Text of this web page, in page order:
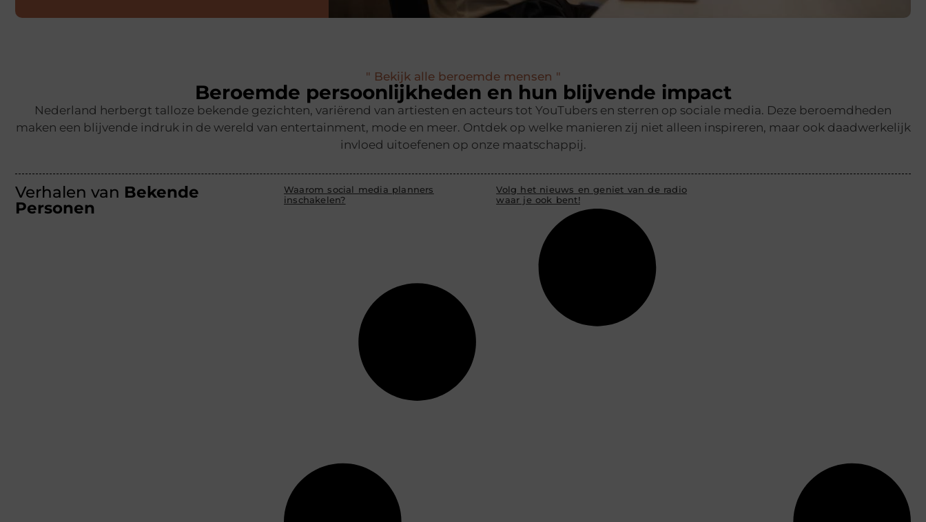
" Bekijk alle beroemde mensen "
Beroemde persoonlijkheden en hun blijvende impact
Nederland herbergt talloze bekende gezichten, variërend van artiesten en acteurs tot YouTubers en sterren op sociale media. Deze beroemdheden
maken een blijvende indruk in de wereld van entertainment, mode en meer. Ontdek op welke manieren zij niet alleen inspireren, maar ook daadwerkelijk
invloed uitoefenen op onze maatschappij.
Verhalen van Bekende
Personen
Waarom social media planners
inschakelen?
Volg het nieuws en geniet van de radio
waar je ook bent!